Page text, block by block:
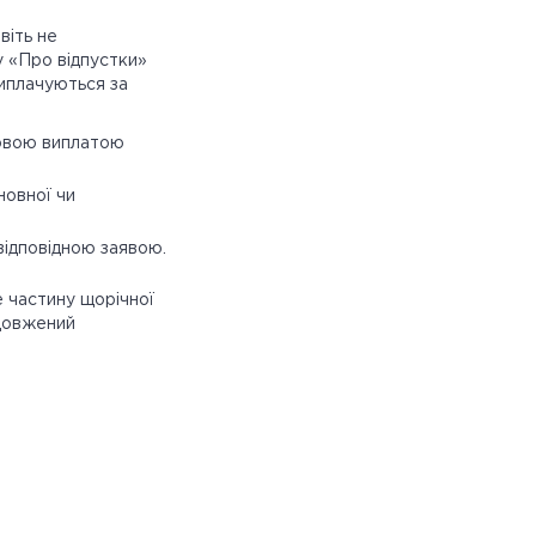
не
«Про відпустки»
за
виплатою
чи
заявою.
щорічної